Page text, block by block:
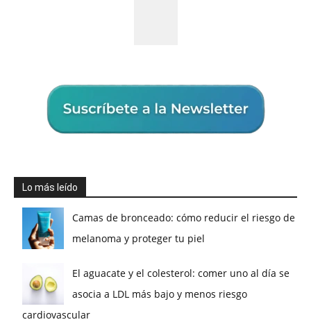
Lo más leído
Camas de bronceado: cómo reducir el riesgo de
melanoma y proteger tu piel
El aguacate y el colesterol: comer uno al día se
asocia a LDL más bajo y menos riesgo
cardiovascular